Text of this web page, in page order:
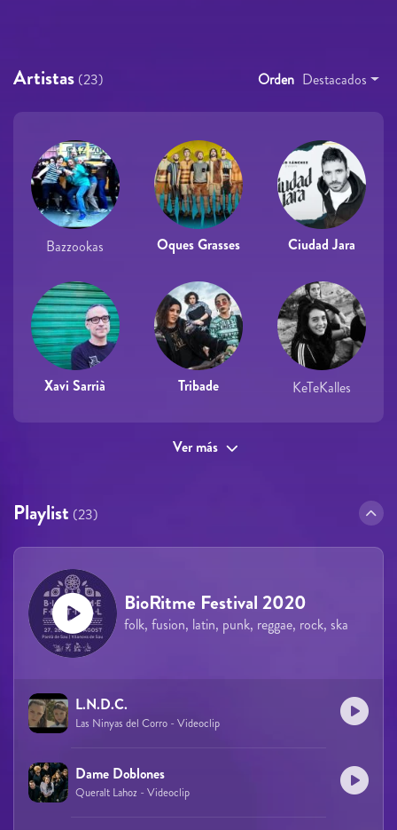
Artistas (23) Orden Destacados
Bazzookas Oques Grasses Ciudad Jara
Xavi Sarrià Tribade KeTeKalles
Ver más
Playlist (23)
BioRitme Festival 2020
folk, fusion, latin, punk, reggae, rock, ska
L.N.D.C.
Las Ninyas del Corro - Videoclip
Dame Doblones
Queralt Lahoz - Videoclip